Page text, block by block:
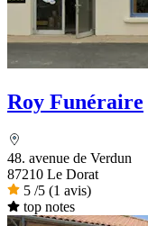
Roy Funéraire
48. avenue de Verdun
87210 Le Dorat
5 /5 (1 avis)
top notes